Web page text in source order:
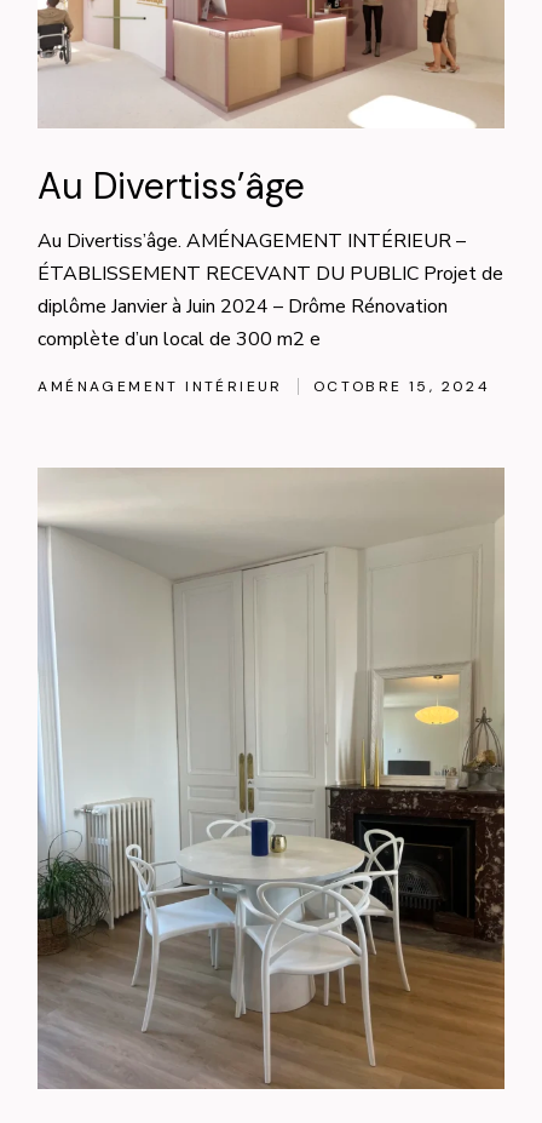
Au Divertiss’âge
Au Divertiss’âge. AMÉNAGEMENT INTÉRIEUR –
ÉTABLISSEMENT RECEVANT DU PUBLIC Projet de
diplôme Janvier à Juin 2024 – Drôme Rénovation
complète d’un local de 300 m2 e
AMÉNAGEMENT INTÉRIEUR OCTOBRE 15, 2024